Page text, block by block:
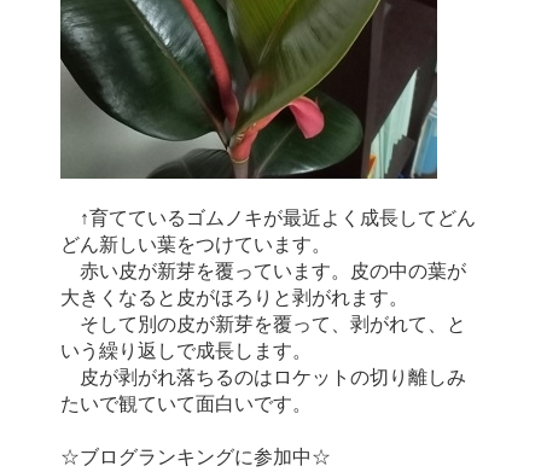
↑育てているゴムノキが最近よく成長してどん
どん新しい葉をつけています。
赤い皮が新芽を覆っています。皮の中の葉が
大きくなると皮がほろりと剥がれます。
そして別の皮が新芽を覆って、剥がれて、と
いう繰り返しで成長します。
皮が剥がれ落ちるのはロケットの切り離しみ
たいで観ていて面白いです。
☆ブログランキングに参加中☆